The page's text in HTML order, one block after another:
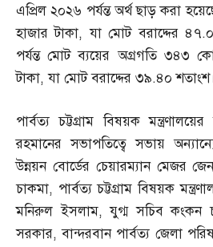
এপ্রিল ২০২৬ পর্যন্ত অর্থ ছাড় করা
হাজার টাকা,যা মোট বরাদ্দের ৪৭.
পর্যন্ত মোট ব্যয়ের অগ্রগতি ৩৪৩
টাকা,যা মোট বরাদ্দের ৩৯.৪০ শতাংশ।
পার্বত্য চট্টগ্রাম বিষয়ক
রহমানের সভাপতিত্বে সভায়
উন্নয়ন বোর্ডের চেয়ারম্যান মেজর
চাকমা, পার্বত্য চট্টগ্রাম বিষয়ক
মনিরুল ইসলাম,যুগ্ম সচিব কংকন
সরকার,বান্দরবান পার্বত্য জেলা